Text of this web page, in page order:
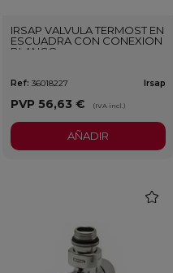
IRSAP VALVULA TERMOST EN
ESCUADRA CON CONEXION
BLANCO
Ref: 36018227 Irsap
PVP 56,63 € (IVA incl.)
AÑADIR